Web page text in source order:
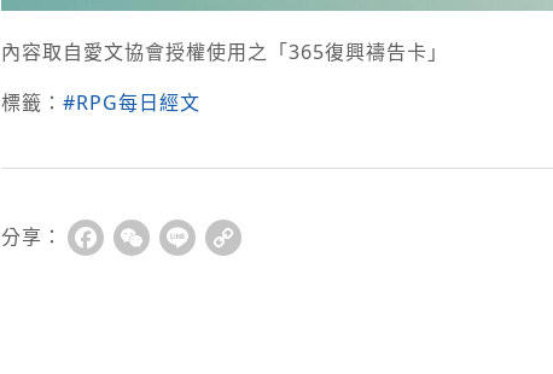
內容取自愛文協會授權使用之「365復興禱告卡」
標籤： #RPG每日經文
分享： FacebookWeChat
Line